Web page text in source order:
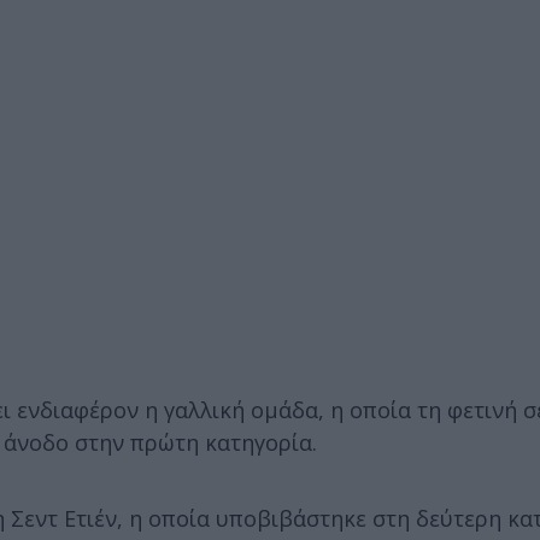
ενδιαφέρον η γαλλική ομάδα, η οποία τη φετινή
στην πρώτη κατηγορία.
Ετιέν, η οποία υποβιβάστηκε στη δεύτερη